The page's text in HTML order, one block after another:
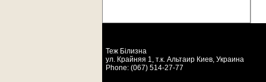
Теж Бiлизна
ул. Крайняя 1, т.к. Альтаир Киев, Украина
Phone: (067) 514-27-77